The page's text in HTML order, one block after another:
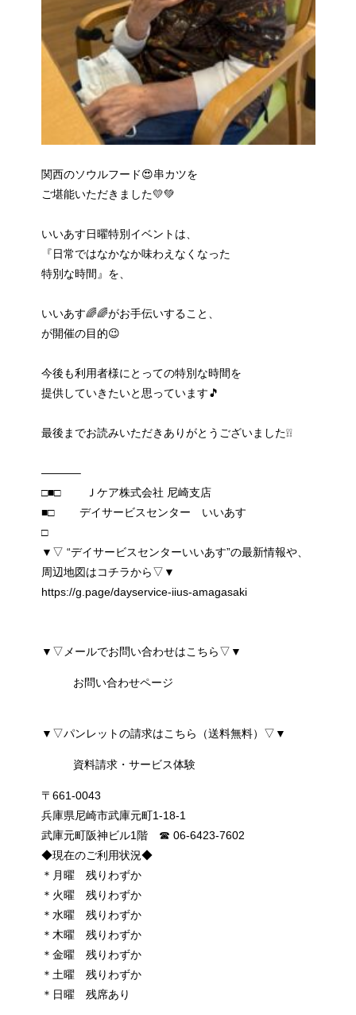
関西のソウルフード😍串カツを
ご堪能いただきました💛💚
いいあす日曜特別イベントは、
『日常ではなかなか味わえなくなった
特別な時間』を、
いいあす🌈🌈がお手伝いすること、
が開催の目的😉
今後も利用者様にとっての特別な時間を
提供していきたいと思っています🎵
最後までお読みいただきありがとうございました❕❕
———–
□■□ Ｊケア株式会社 尼崎支店
■□ デイサービスセンター いいあす
□
▼▽ “デイサービスセンターいいあす”の最新情報や、
周辺地図はコチラから▽▼
https://g.page/dayservice-iius-amagasaki
▼▽メールでお問い合わせはこちら▽▼
お問い合わせページ
▼▽パンレットの請求はこちら（送料無料）▽▼
資料請求・サービス体験
〒661-0043
兵庫県尼崎市武庫元町1-18-1
武庫元町阪神ビル1階 ☎︎ 06-6423-7602
◆現在のご利用状況◆
＊月曜 残りわずか
＊火曜 残りわずか
＊水曜 残りわずか
＊木曜 残りわずか
＊金曜 残りわずか
＊土曜 残りわずか
＊日曜 残席あり